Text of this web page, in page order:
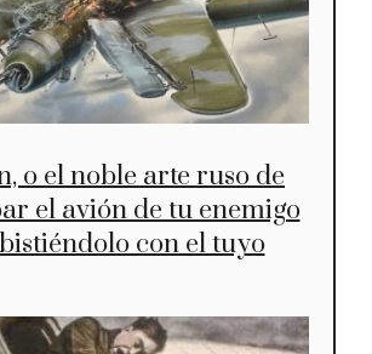
o el noble arte ruso de
el avión de tu enemigo
con el tuyo